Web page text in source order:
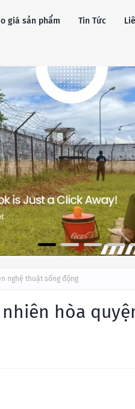
giá sản phẩm Tin Tức
nghệ thuật sống động
hòa